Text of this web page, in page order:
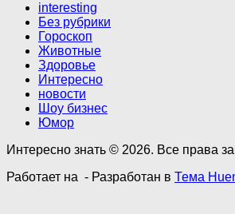
interesting
Без рубрики
Гороскоп
Животные
Здоровье
Интересно
новости
Шоу бизнес
Юмор
Интересно знать © 2026. Все права
Работает на - Разработан в Тема